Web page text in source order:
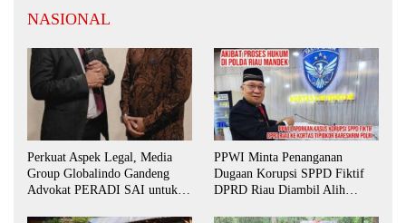
NASIONAL
Perkuat Aspek Legal, Media
Group Globalindo Gandeng
Advokat PERADI SAI untuk
PPWI Minta Penanganan
Dugaan Korupsi SPPD Fiktif
DPRD Riau Diambil Alih